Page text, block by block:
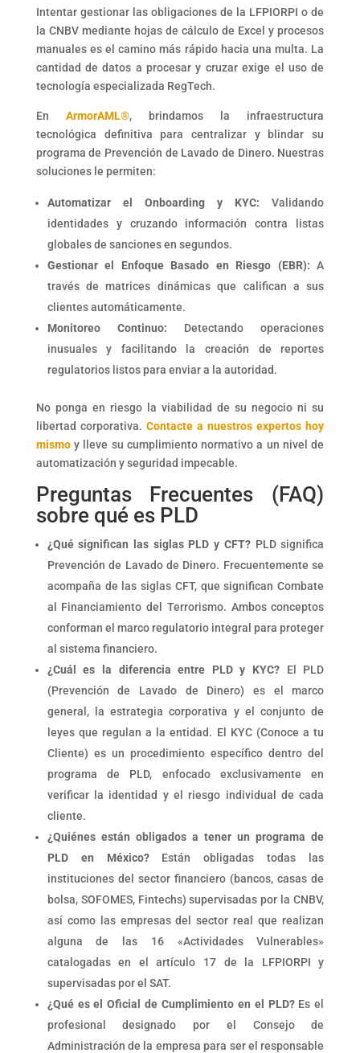
Intentar gestionar las obligaciones de la LFPIORPI o de
la CNBV mediante hojas de cálculo de Excel y procesos
manuales es el camino más rápido hacia una multa. La
cantidad de datos a procesar y cruzar exige el uso de
tecnología especializada RegTech.
En ArmorAML®, brindamos la infraestructura
tecnológica definitiva para centralizar y blindar su
programa de Prevención de Lavado de Dinero. Nuestras
soluciones le permiten:
Automatizar el Onboarding y KYC: Validando
identidades y cruzando información contra listas
globales de sanciones en segundos.
Gestionar el Enfoque Basado en Riesgo (EBR): A
través de matrices dinámicas que califican a sus
clientes automáticamente.
Monitoreo Continuo: Detectando operaciones
inusuales y facilitando la creación de reportes
regulatorios listos para enviar a la autoridad.
No ponga en riesgo la viabilidad de su negocio ni su
libertad corporativa. Contacte a nuestros expertos hoy
mismoy lleve su cumplimiento normativo a un nivel de
automatización y seguridad impecable.
Preguntas Frecuentes (FAQ)
sobre qué es PLD
¿Qué significan las siglas PLD y CFT?PLD significa
Prevención de Lavado de Dinero. Frecuentemente se
acompaña de las siglas CFT, que significan Combate
al Financiamiento del Terrorismo. Ambos conceptos
conforman el marco regulatorio integral para proteger
al sistema financiero.
¿Cuál es la diferencia entre PLD y KYC? El PLD
(Prevención de Lavado de Dinero) es el marco
general, la estrategia corporativa y el conjunto de
leyes que regulan a la entidad. El KYC (Conoce a tu
Cliente) es un procedimiento específico dentro del
programa de PLD, enfocado exclusivamente en
verificar la identidad y el riesgo individual de cada
cliente.
¿Quiénes están obligados a tener un programa de
PLD en México?Están obligadas todas las
instituciones del sector financiero (bancos, casas de
bolsa, SOFOMES, Fintechs) supervisadas por la CNBV,
así como las empresas del sector real que realizan
alguna de las 16 «Actividades Vulnerables»
catalogadas en el artículo 17 de la LFPIORPI y
supervisadas por el SAT.
¿Qué es el Oficial de Cumplimiento en el PLD?Es el
profesional designado por el Consejo de
Administración de la empresa para ser el responsable